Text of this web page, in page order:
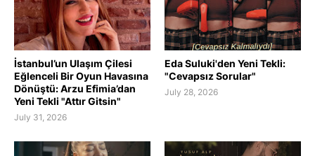
İstanbul’un Ulaşım Çilesi
Eğlenceli Bir Oyun Havasına
Dönüştü: Arzu Efimia’dan
Yeni Tekli "Attır Gitsin"
July 31, 2026
Eda Suluki'den Yeni Tekli:
"Cevapsız Sorular"
July 28, 2026